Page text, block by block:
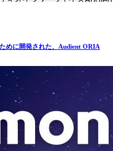
めに開発された、Audient ORIA